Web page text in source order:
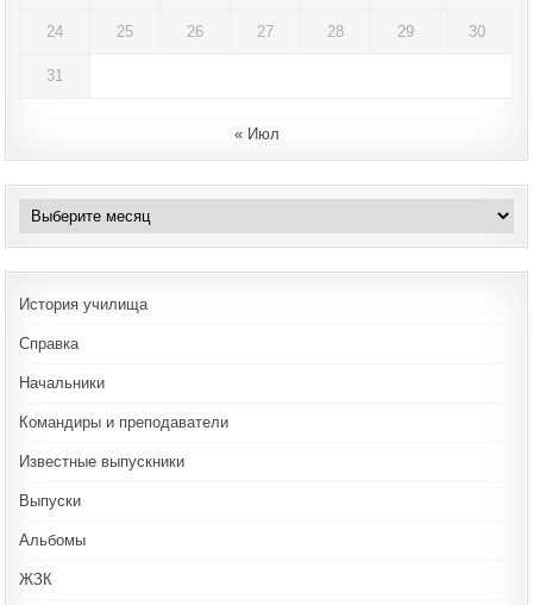
24 25 26 27 28 29 30
31
« Июл
Архивы
История училища
Справка
Начальники
Командиры и преподаватели
Известные выпускники
Выпуски
Альбомы
ЖЗК